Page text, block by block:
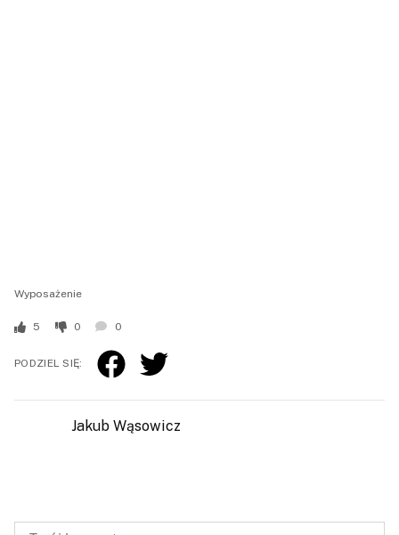
Wyposażenie
5 0 0
PODZIEL SIĘ:
Jakub Wąsowicz